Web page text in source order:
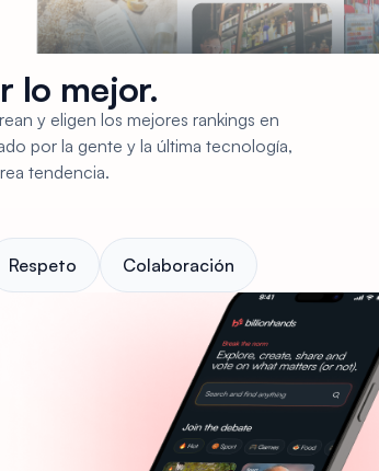
lo mejor.
y eligen los mejores rankings en
por la gente y la última tecnología,
tendencia.
Respeto Colaboración